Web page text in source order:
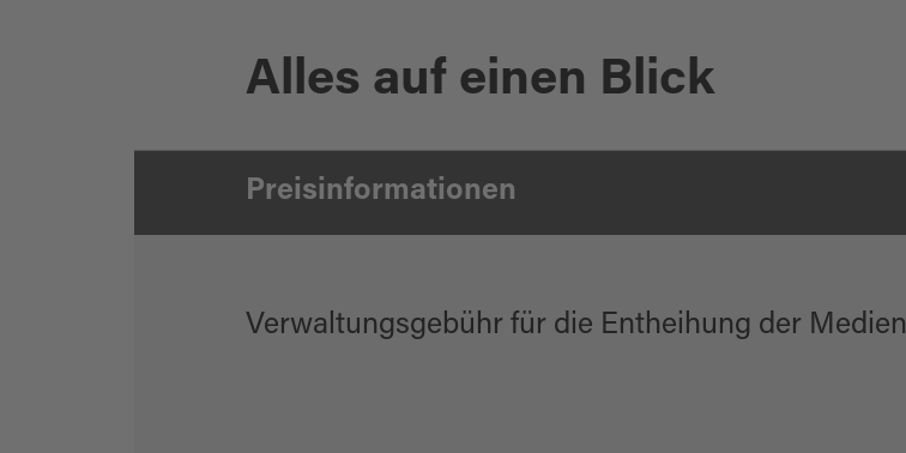
Gemeindebücherei in WiesauAlles auf einen Blick
Preisinformationen
Verwaltungsgebühr für die Entheihung der Medien